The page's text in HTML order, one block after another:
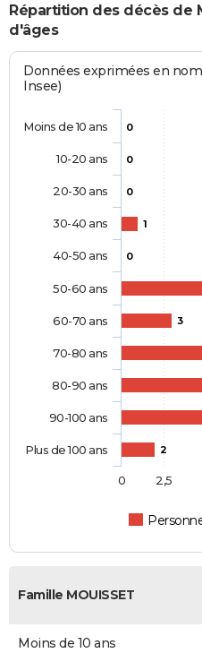
Répartition des décès de
d'âges
Données exprimées en
Insee)
0
0
0
1
0
3
2
Moins de 10 ans
10-20 ans
20-30 ans
30-40 ans
40-50 ans
50-60 ans
60-70 ans
70-80 ans
80-90 ans
90-100 ans
Plus de 100 ans
0 2,5
Famille MOUISSET
Moins de 10 ans